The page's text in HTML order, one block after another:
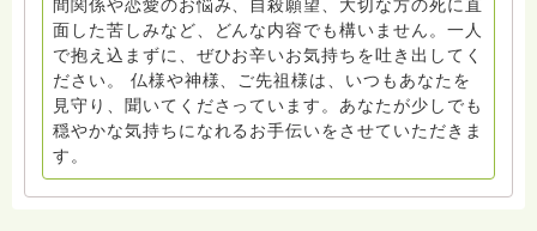
間関係や恋愛のお悩み、自殺願望、大切な方の死に直
面した苦しみなど、どんな内容でも構いません。一人
で抱え込まずに、ぜひお辛いお気持ちを吐き出してく
ださい。 仏様や神様、ご先祖様は、いつもあなたを
見守り、聞いてくださっています。あなたが少しでも
穏やかな気持ちになれるお手伝いをさせていただきま
す。